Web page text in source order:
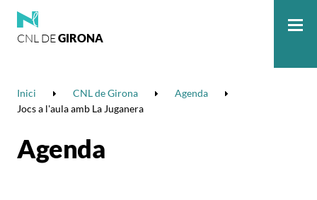
CNL DEGIRONA
Inici CNL de Girona
Agenda
Jocs a l'aula amb La Juganera
Agenda